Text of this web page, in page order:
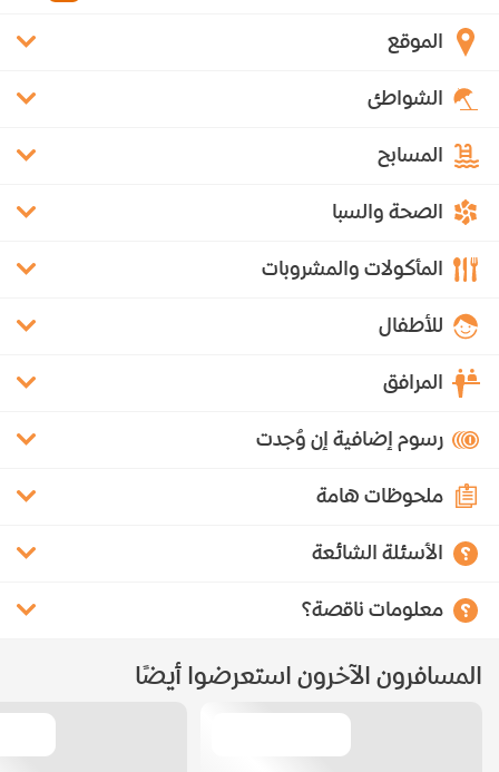
الموقع
الشواطئ
المسابح
الصحة والسبا
المأكولات والمشروبات
للأطفال
المرافق
رسوم إضافية إن وُجدت
ملحوظات هامة
الأسئلة الشائعة
معلومات ناقصة؟
المسافرون الآخرون استعرضوا أيضًا